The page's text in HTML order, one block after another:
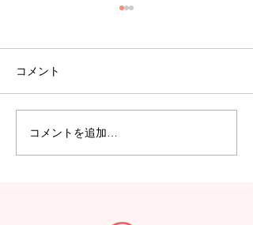
【えみたす】Summer
Festival 🎋🌻
コメント
コメントを追加…